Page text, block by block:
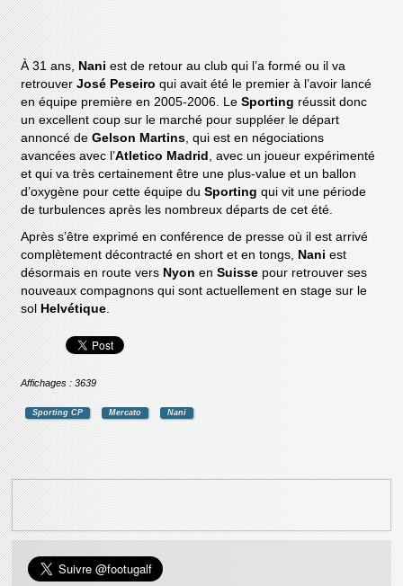
À 31 ans, Naniest de retour au club qui l’a formé ou il va
retrouverJosé Peseiro qui avait été le premier à l’avoir lancé
en équipe première en 2005-2006. LeSportingréussit donc
un excellent coup sur le marché pour suppléer le départ
annoncé deGelson Martins, qui est en négociations
avancées avec l’Atletico Madrid , avec un joueur expérimenté
et qui va très certainement être une plus-value et un ballon
d’oxygène pour cette équipe duSportingqui vit une période
de turbulences après les nombreux départs de cet été.
Après s’être exprimé en conférence de presse où il est arrivé
complètement décontracté en short et en tongs, Naniest
désormais en route vers NyonenSuissepour retrouver ses
nouveaux compagnons qui sont actuellement en stage sur le
solHelvétique.
Affichages : 3639
Sporting CP Mercato Nani